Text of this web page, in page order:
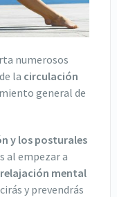
numerosos
la circulación
general de
y los posturales
al empezar a
relajación mental
y prevendrás